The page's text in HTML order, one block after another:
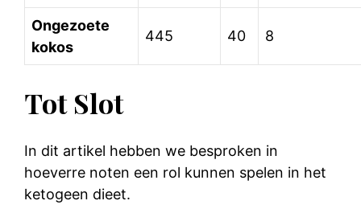
Ongezoete
kokos
445 40 8
Tot Slot
In dit artikel hebben we besproken in
hoeverre noten een rol kunnen spelen in het
ketogeen dieet.